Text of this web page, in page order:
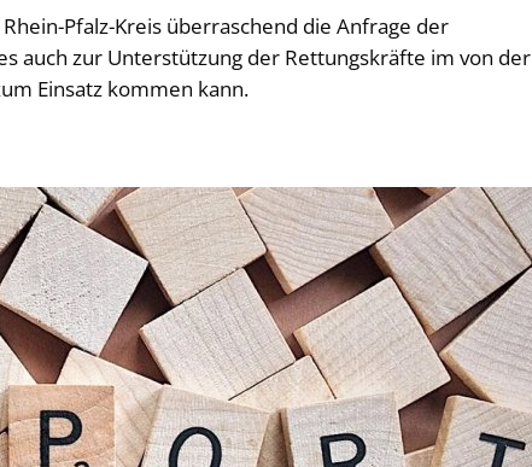
Pfalz-Kreis überraschend die Anfrage der
auch zur Unterstützung der Rettungskräfte im von der
Einsatz kommen kann.